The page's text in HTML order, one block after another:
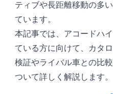
ティブや長距離移動の多
ています。
本記事では、アコードハ
ている方に向けて、カタ
検証やライバル車との比
ついて詳しく解説します。